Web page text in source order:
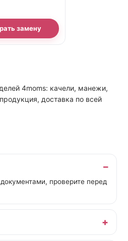
замену
4moms: качели, манежи,
доставка по всей
проверите перед